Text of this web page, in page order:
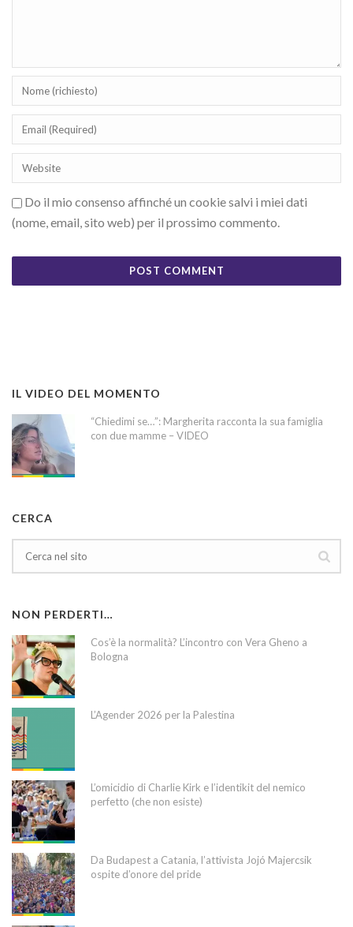
Do il mio consenso affinché un cookie salvi i miei dati
(nome, email, sito web) per il prossimo commento.
IL VIDEO DEL MOMENTO
“Chiedimi se…”: Margherita racconta la sua famiglia
con due mamme – VIDEO
CERCA
NON PERDERTI…
Cos’è la normalità? L’incontro con Vera Gheno a
Bologna
L’Agender 2026 per la Palestina
L’omicidio di Charlie Kirk e l’identikit del nemico
perfetto (che non esiste)
Da Budapest a Catania, l’attivista Jojó Majercsik
ospite d’onore del pride